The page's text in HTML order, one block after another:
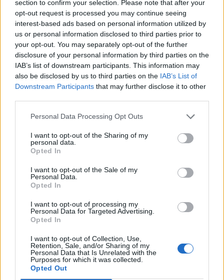
section to confirm your selection. Please note that after your
opt-out request is processed you may continue seeing
interest-based ads based on personal information utilized by
us or personal information disclosed to third parties prior to
your opt-out. You may separately opt-out of the further
disclosure of your personal information by third parties on the
IAB’s list of downstream participants. This information may
also be disclosed by us to third parties on the IAB’s List of
Downstream Participants that may further disclose it to other
Personal Data Processing Opt Outs
I want to opt-out of the Sharing of my
personal data.
Opted In
I want to opt-out of the Sale of my
Personal Data.
Opted In
I want to opt-out of processing my
Personal Data for Targeted Advertising.
Opted In
I want to opt-out of Collection, Use,
Retention, Sale, and/or Sharing of my
Personal Data that Is Unrelated with the
Purposes for which it was collected.
Opted Out
zniknęli wśród chmur. Winicjusz z kilkoma
chrześcijanami od razu zabrał się do pracy i w
krótkim czasie powstało nowe miasto, w którym
rządziła sprawiedliwość i równość. Winicjusz stał
się jego królem, a Ligia królową. Dziewczyna
urodziła mężczyźnie wielu potomków, którzy
żywa była legenda o tajemniczym starcu,
czarodzieju Gandalfie, który nie zawahał się
pomóc nieznajomym, i dzięki któremu mogli
przeżyć straszliwą pożogę Rzymu. Winicjusz
powrotu ogromnych orłów, jednak nigdy się już
nie spotkali.
Czytaj także:
Charakterystyka porównawcza Thorina